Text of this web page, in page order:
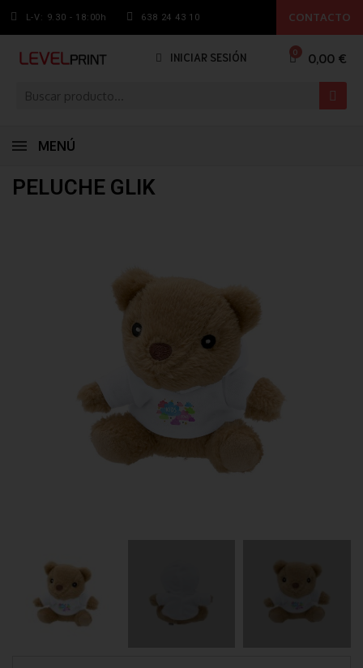
L-V: 9.30 - 18:00h 638 24 43 10 CONTACTO
INICIAR SESIÓN 0,00 €
MENÚ
PELUCHE GLIK